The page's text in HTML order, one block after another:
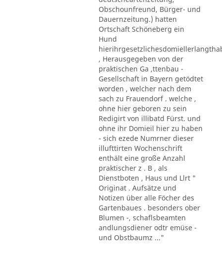
Obschounfreund, Bürger- und
Dauernzeitung.) hatten
Ortschaft Schöneberg ein
Hund
, Herausgegeben von der
praktischen Ga ,ttenbau -
Gesellschaft in Bayern getödtet
worden , welcher nach dem
sach zu Frauendorf . welche ,
ohne hier geboren zu sein
Redigirt von illibatd Fürst. und
ohne ihr Domieil hier zu haben
- sich ezede Numrner dieser
illufttirten Wochenschrift
enthält eine große Anzahl
praktischer z . B , als
Dienstboten , Haus und Llrt "
Originat . Aufsätze und
Notizen über alle Föcher des
Gartenbaues . besonders ober
Blumen -, schaflsbeamten
andlungsdiener odtr emüse -
und Obstbaumz ..."